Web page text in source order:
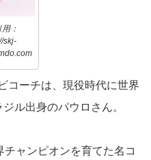
：
skj-
コーチは、現役時代に世界
ル出身のパウロさん。
ャンピオンを育てた名コ